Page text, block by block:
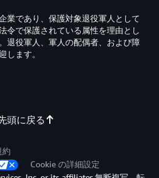
頭に戻る
業であり、保護対象退役軍人として
令で保護されている属性を理由とし
退役軍人、軍人の配偶者、および障
します。
約
Cookie の詳細設定